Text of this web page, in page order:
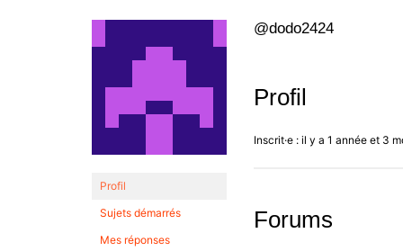
Profil
Sujets démarrés
Mes réponses
@dodo2424
Profil
Inscrit·e : il y a 1 année et 3
Forums